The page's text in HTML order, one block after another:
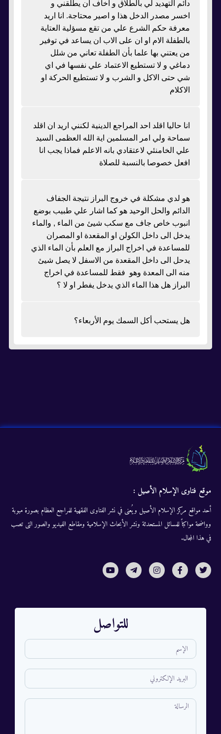
دائم التهديد لي بالطلاق و اخاف ان يطلقني و
اخسر مصدر الدخل هذا و اصير محتاجة. انا اريد
معرفة حكم الشرع علي من تقع مسؤلية العتاية
بالطفلة الام او ان على الاب ان يساعد في توفير
من يعتني بها علما بأن الطفلة تعاني من شلل
دماغي و لا تستطيع الاعتماد علي نفسها في اي
شي حتى الاكل و الشرب و لا تستطيع الحركة او
الاكلام
انا حاليا اقلد احد المراجع الدينية لكنني اريد ان اقلد
سماحة ولي امر المسلمين اية الله العظمى السيد
علي الخامنئي لاعتقادي بانه الاعلم فماذا يجب انا
افعل خصوصا بالنسبة للصلاة
هو لدي مشكلة في خروج البراز نتيجة الجفاف
الدائم والحل الوحيد هو كما اشار علي طبيب بوضع
انبوب خاص جاف مع سكب شيئ من الماء , والماء
يدخل الى داخل الكولن او المقعدة او المصران
للمساعدة في اخراج البراز مع العلم بأن الماء الذي
يدحل الى داخل المقعدة من الاسفل لا يصل شيئ
منه الى المعدة وهو فقط للمساعدة في اخراج
البراز هل هذا الماء الذي يدخل يفطر او لا ؟
هل يستحب أكل السمك يوم الأربعاء؟
موقع فتاوى الإسلام الأصيل :
أحد مواقع مركز الإسلام الأصيل ويُعنى في نشر الفتاوى الفقهية للمراجع العظام بصورة مبوبة
وواضحة مواكباً للمسائل المستحدثة ونشر الأبحاث الإسلامية ومقاطع الفيديو والصور التى تصب
في هذا المجال.
للتواصل